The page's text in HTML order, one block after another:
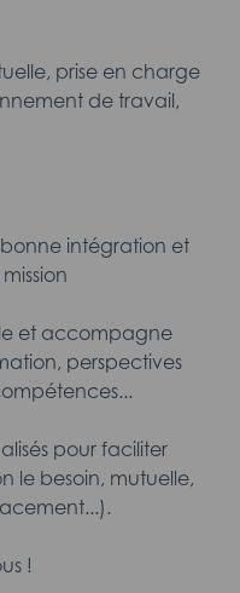
prise en charge
de travail,
intégration et
et accompagne
perspectives
pour faciliter
le besoin, mutuelle,
!